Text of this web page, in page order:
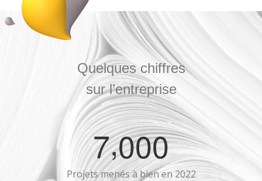
Quelques chiffres
sur l’entreprise
7,000
Projets menés à bien en 2022